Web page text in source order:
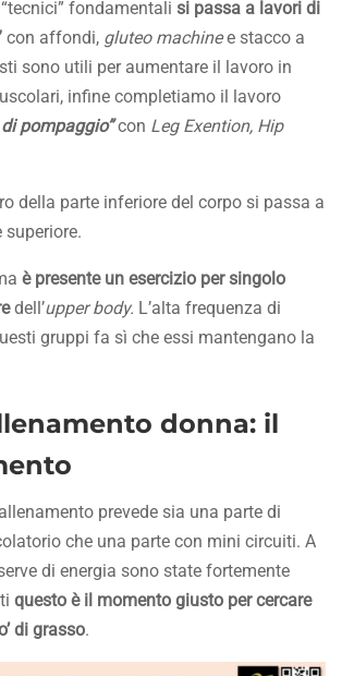
fondamentali si passa a lavori di
con affondi, gluteo machinee stacco a
sono utili per aumentare il lavoro in
infine completiamo il lavoro
pompaggio”con Leg Exention, Hip
della parte inferiore del corpo si passa a
è presente un esercizio per singolo
dell’upper body. L’alta frequenza di
gruppi fa sì che essi mantengano la
donna: il
prevede sia una parte di
che una parte con mini circuiti. A
di energia sono state fortemente
questo è il momento giusto per cercare
di grasso.